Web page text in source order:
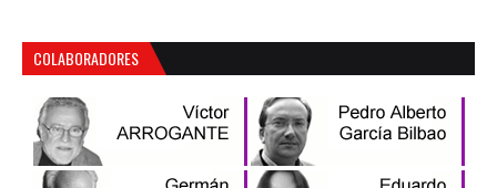
COLABORADORES